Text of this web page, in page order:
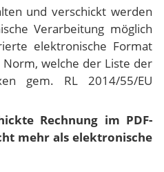
und verschickt werden
Verarbeitung möglich
elektronische Format
welche der Liste der
gem. RL 2014/55/EU
Rechnung im PDF-
mehr als elektronische